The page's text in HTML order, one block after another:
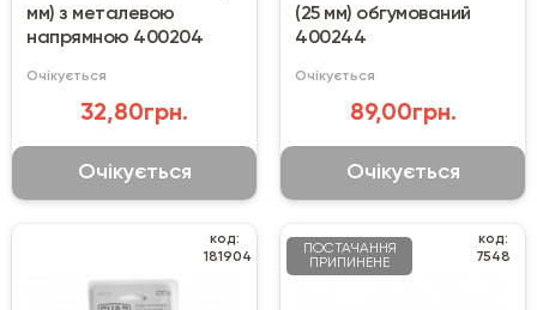
мм) з металевою
напрямною 400204
Очікується
32,80грн.
Очікується
(25 мм) обгумований
400244
Очікується
89,00грн.
Очікується
код:
181904
ПОСТАЧАННЯ
ПРИПИНЕНЕ
код:
7548